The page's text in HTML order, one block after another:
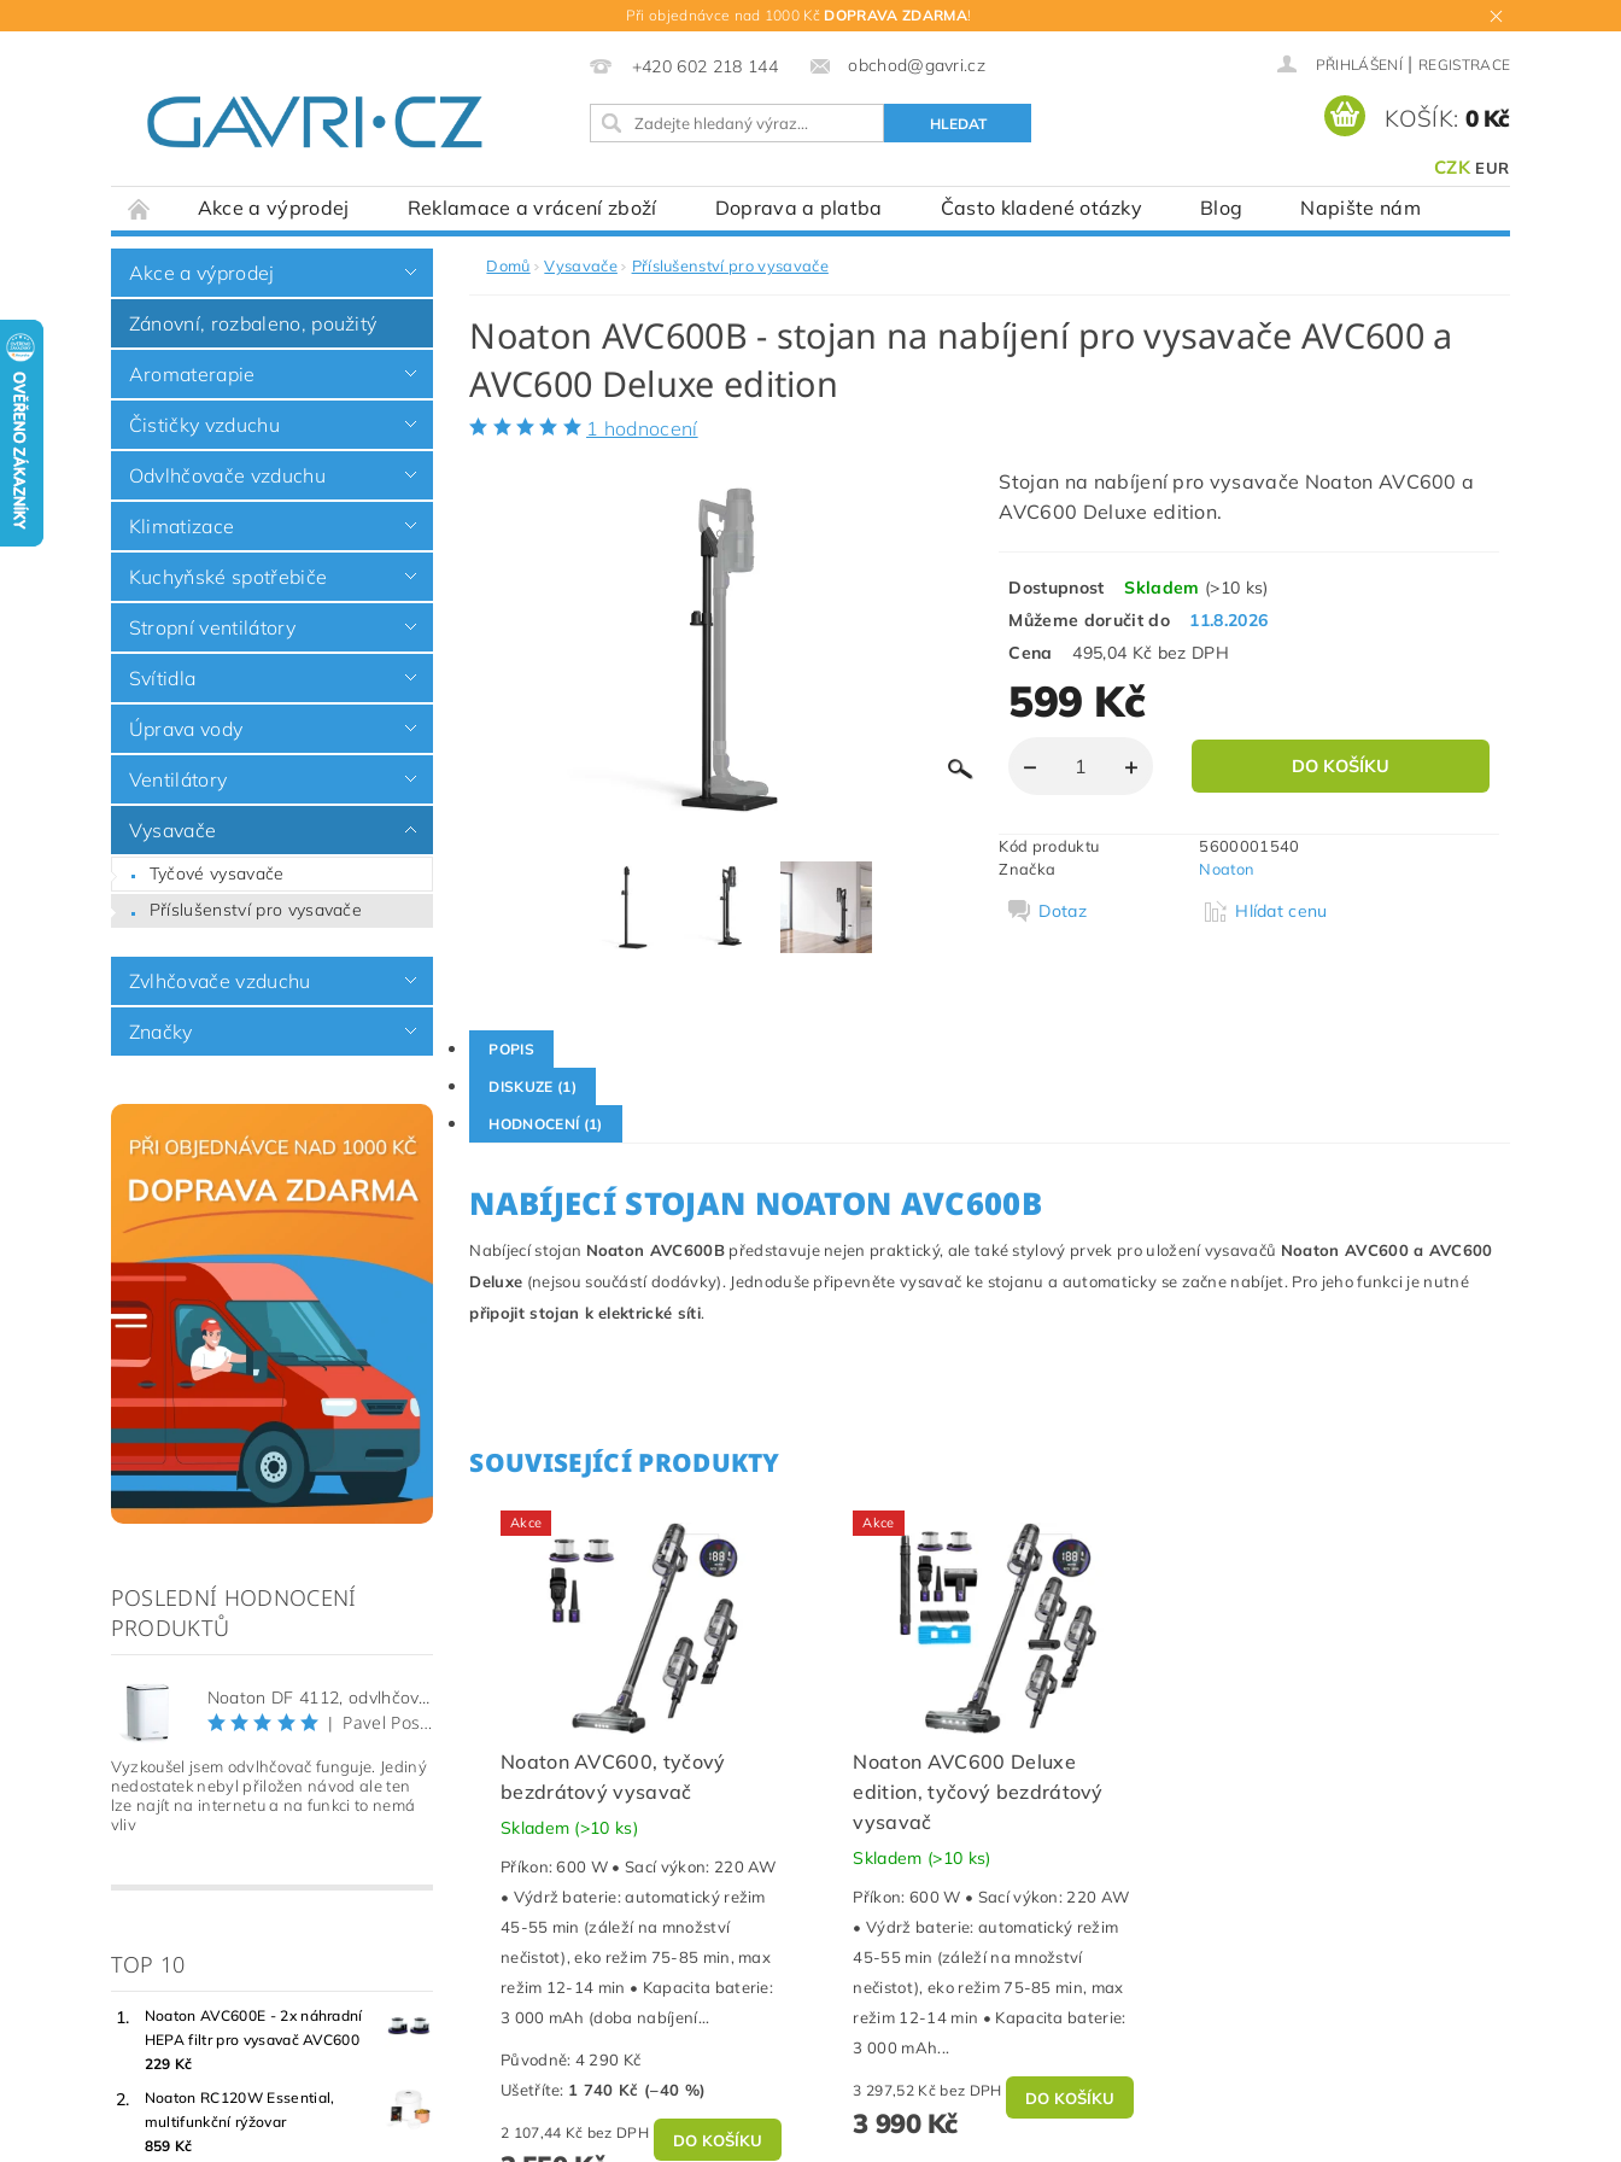
Při objednávce nad 1000 Kč DOPRAVA ZDARMA!
+420 602 218 144 obchod@gavri.cz PŘIHLÁŠENÍ | REGISTRACE
CZK EUR
KOŠÍK: 0 Kč
Akce a výprodej Reklamace a vrácení zboží Doprava a platba Často kladené otázky Blog Napište nám
Akce a výprodej
Zánovní, rozbaleno, použitý
Aromaterapie
Čističky vzduchu
Odvlhčovače vzduchu
Klimatizace
Kuchyňské spotřebiče
Stropní ventilátory
Svítidla
Úprava vody
Ventilátory
Vysavače
Tyčové vysavače
Příslušenství pro vysavače
Zvlhčovače vzduchu
Značky
POSLEDNÍ HODNOCENÍ
PRODUKTŮ
Noaton DF 4112, odvlhčovač vzduchu (Použitý, Záruka 21 měsíců)
|
Pavel Pospíšil
Vyzkoušel jsem odvlhčovač funguje. Jediný
nedostatek nebyl přiložen návod ale ten
lze najít na internetu a na funkci to nemá
vliv
TOP 10
Noaton AVC600E - 2x náhradní
HEPA filtr pro vysavač AVC600
229 Kč
Noaton RC120W Essential,
multifunkční rýžovar
859 Kč
Domů Vysavače Příslušenství pro vysavače
Noaton AVC600B - stojan na nabíjení pro vysavače AVC600 a
AVC600 Deluxe edition
1 hodnocení
Stojan na nabíjení pro vysavače Noaton AVC600 a
AVC600 Deluxe edition.
Dostupnost Skladem (>10 ks)
Můžeme doručit do
11.8.2026
Cena
495,04 Kč bez DPH
599 Kč
Kód produktu
5600001540
Značka
Noaton
Dotaz Hlídat cenu
POPIS
DISKUZE (1)
HODNOCENÍ (1)
NABÍJECÍ STOJAN NOATON AVC600B
Nabíjecí stojan Noaton AVC600B představuje nejen praktický, ale také stylový prvek pro uložení vysavačů Noaton AVC600 a AVC600
Deluxe (nejsou součástí dodávky). Jednoduše připevněte vysavač ke stojanu a automaticky se začne nabíjet. Pro jeho funkci je nutné
připojit stojan k elektrické síti.
SOUVISEJÍCÍ PRODUKTY
Akce
Noaton AVC600, tyčový
bezdrátový vysavač
Skladem (>10 ks)
Příkon: 600 W • Sací výkon: 220 AW
• Výdrž baterie: automatický režim
45-55 min (záleží na množství
nečistot), eko režim 75-85 min, max
režim 12-14 min • Kapacita baterie:
3 000 mAh (doba nabíjení...
Původně: 4 290 Kč
Ušetříte: 1 740 Kč (–40 %)
2 107,44 Kč bez DPH
Akce
Noaton AVC600 Deluxe
edition, tyčový bezdrátový
vysavač
Skladem (>10 ks)
Příkon: 600 W • Sací výkon: 220 AW
• Výdrž baterie: automatický režim
45-55 min (záleží na množství
nečistot), eko režim 75-85 min, max
režim 12-14 min • Kapacita baterie:
3 000 mAh...
3 297,52 Kč bez DPH
3 990 Kč